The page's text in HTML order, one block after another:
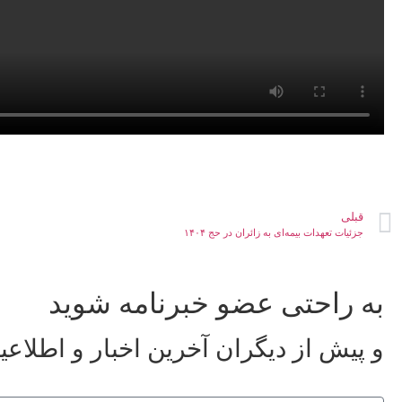
قبلی
جزئیات تعهدات بیمه‌ای به زائران در حج ۱۴۰۴
به راحتی عضو خبرنامه شوید
و پیش از دیگران آخرین اخبار و